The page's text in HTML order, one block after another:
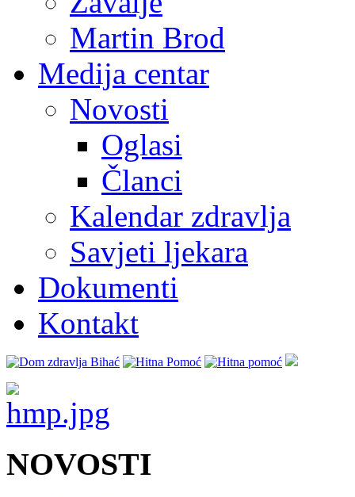
Martin Brod
Medija centar
Novosti
Oglasi
Članci
Kalendar zdravlja
Savjeti ljekara
Dokumenti
Kontakt
NOVOSTI